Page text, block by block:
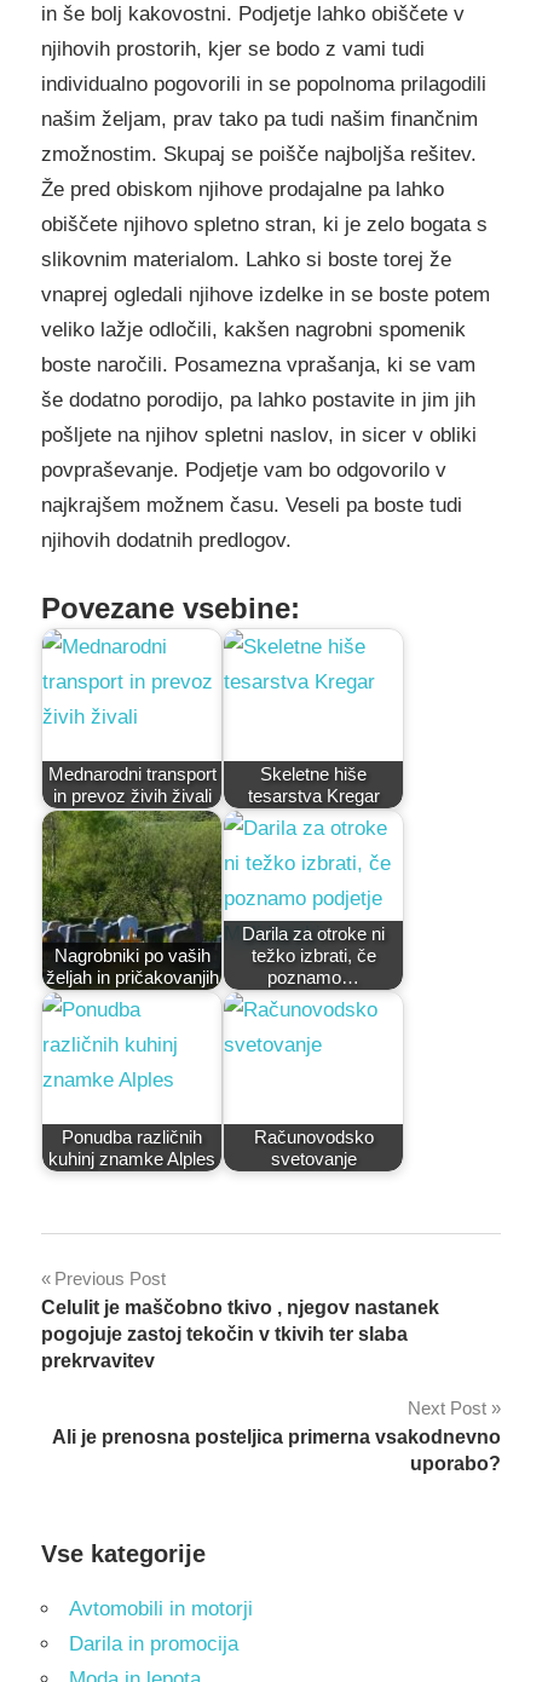
in še bolj kakovostni. Podjetje lahko obiščete v
njihovih prostorih, kjer se bodo z vami tudi
individualno pogovorili in se popolnoma prilagodili
našim željam, prav tako pa tudi našim finančnim
zmožnostim. Skupaj se poišče najboljša rešitev.
Že pred obiskom njihove prodajalne pa lahko
obiščete njihovo spletno stran, ki je zelo bogata s
slikovnim materialom. Lahko si boste torej že
vnaprej ogledali njihove izdelke in se boste potem
veliko lažje odločili, kakšen nagrobni spomenik
boste naročili. Posamezna vprašanja, ki se vam
še dodatno porodijo, pa lahko postavite in jim jih
pošljete na njihov spletni naslov, in sicer v obliki
povpraševanje. Podjetje vam bo odgovorilo v
najkrajšem možnem času. Veseli pa boste tudi
njihovih dodatnih predlogov.
Povezane vsebine:
Mednarodni transport
in prevoz živih živali
Skeletne hiše
tesarstva Kregar
Nagrobniki po vaših
željah in pričakovanjih
Darila za otroke ni
težko izbrati, če
poznamo…
Ponudba različnih
kuhinj znamke Alples
Računovodsko
svetovanje
Post
navigation
Previous Post
Celulit je maščobno tkivo , njegov nastanek
pogojuje zastoj tekočin v tkivih ter slaba
prekrvavitev
Next Post
Ali je prenosna posteljica primerna vsakodnevno
uporabo?
Vse kategorije
Avtomobili in motorji
Darila in promocija